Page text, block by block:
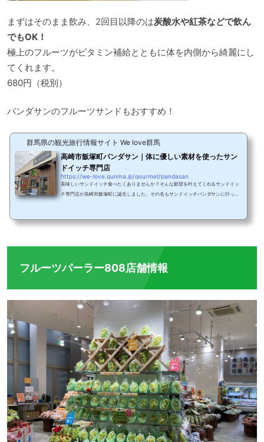
まずはそのまま飲み、2回目以降のは炭酸水や紅茶などで飲ん
でもOK！
極上のフルーツがビタミン補給とともに体を内側から綺麗にし
てくれます。
680円（税別）
パンダサンのフルーツサンドもおすすめ！
群馬県の観光旅行情報サイト We love群馬
高崎市飯塚町パンダサン｜体に優しい素材を使ったサン
ドイッチ専門店
https://we-love.gunma.jp/gourmet/pandasan
美味しいサンドイッチ食べたくありませんか？そんな願望を叶えてくれるサンドイッ
チ専門店が高崎市飯塚町に誕生しました。その名もサンドイッチパンダサンに行って
げで有名なイスウのお隣に誕生したサンドイッチ専門店。 朝7時から営業、サンドイ
フルーツパーラー808店舗情報